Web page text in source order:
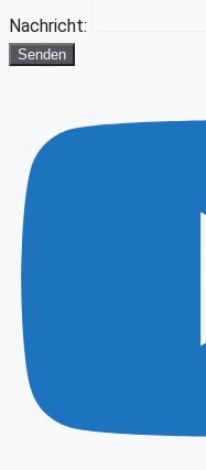
Nachricht:
Senden